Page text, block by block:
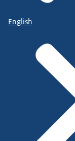
English